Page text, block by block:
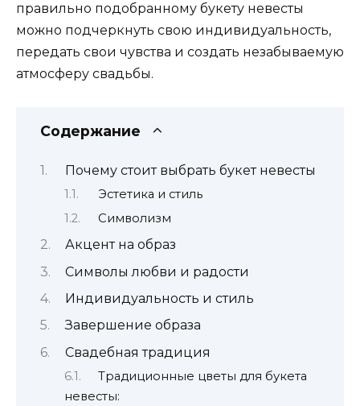
правильно подобранному букету невесты
можно подчеркнуть свою индивидуальность,
передать свои чувства и создать незабываемую
атмосферу свадьбы.
Содержание
Почему стоит выбрать букет невесты
Эстетика и стиль
Символизм
Акцент на образ
Символы любви и радости
Индивидуальность и стиль
Завершение образа
Свадебная традиция
Традиционные цветы для букета
невесты: